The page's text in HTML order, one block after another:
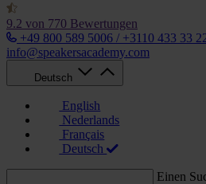
9.2 von 770 Bewertungen
+49 800 589 5006 / +3110 433 33
info@speakersacademy.com
Deutsch
English
Nederlands
Français
Deutsch
Einen